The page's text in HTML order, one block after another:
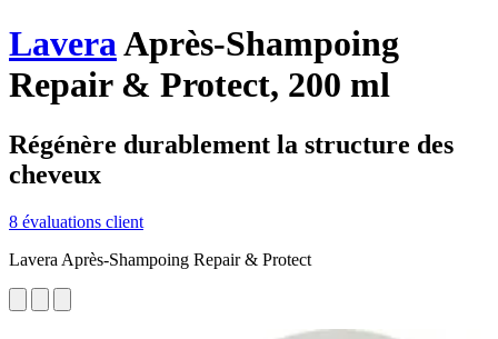
LaveraAprès-Shampoing
Repair & Protect, 200 ml
Régénère durablement la structure des
cheveux
8 évaluations client
Lavera Après-Shampoing Repair & Protect